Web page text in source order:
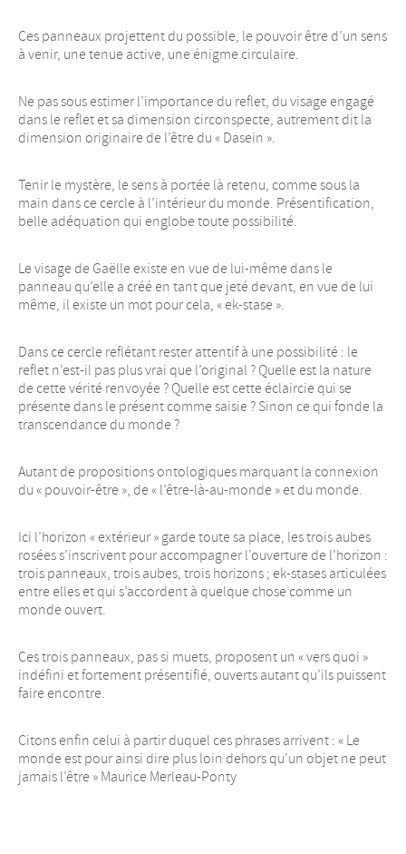
Ces panneaux projettent du possible, le pouvoir être d’un sens
à venir, une tenue active, une énigme circulaire.
Ne pas sous estimer l’importance du reflet, du visage engagé
dans le reflet et sa dimension circonspecte, autrement dit la
dimension originaire de l’être du « Dasein ».
Tenir le mystère, le sens à portée là retenu, comme sous la
main dans ce cercle à l’intérieur du monde. Présentification,
belle adéquation qui englobe toute possibilité.
Le visage de Gaëlle existe en vue de lui-même dans le
panneau qu’elle a créé en tant que jeté devant, en vue de lui
même, il existe un mot pour cela, « ek-stase ».
Dans ce cercle reflétant rester attentif à une possibilité : le
reflet n’est-il pas plus vrai que l’original ? Quelle est la nature
de cette vérité renvoyée ? Quelle est cette éclaircie qui se
présente dans le présent comme saisie ? Sinon ce qui fonde la
transcendance du monde ?
Autant de propositions ontologiques marquant la connexion
du « pouvoir-être », de « l’être-là-au-monde » et du monde.
Ici l’horizon « extérieur » garde toute sa place, les trois aubes
rosées s’inscrivent pour accompagner l’ouverture de l’horizon :
trois panneaux, trois aubes, trois horizons ; ek-stases articulées
entre elles et qui s’accordent à quelque chose comme un
monde ouvert.
Ces trois panneaux, pas si muets, proposent un « vers quoi »
indéfini et fortement présentifié, ouverts autant qu’ils puissent
faire encontre.
Citons enfin celui à partir duquel ces phrases arrivent : « Le
monde est pour ainsi dire plus loin dehors qu’un objet ne peut
jamais l’être » Maurice Merleau-Ponty